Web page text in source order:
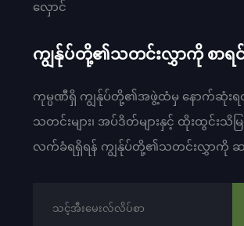
လှောင်
ကျွန်ုပ်တို့၏သတင်းလွှာကို စာရင်
ကုမ္ပဏီရှိ ကျွန်ုပ်တို့၏အဖွဲ့ထံမှ နောက်ဆုံးရ
သတင်းများ၊ အပ်ဒိတ်များနှင့် ထိုးထွင်းသိမြ
လက်ခံရရှိရန် ကျွန်ုပ်တို့၏သတင်းလွှာကို